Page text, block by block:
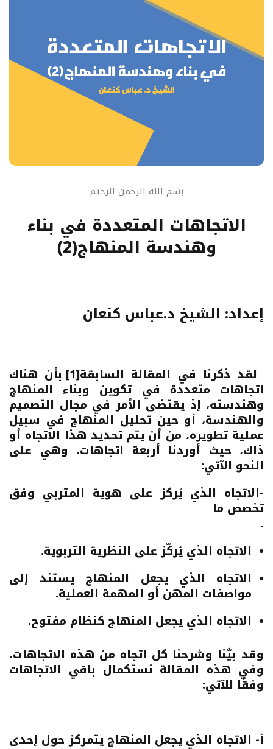
بسم الله الرحمن الرحيم
الاتجاهات المتعددة في بناء
وهندسة المنهاج(2)
إعداد: الشيخ د.عباس كنعان
لقد ذكرنا في المقالة السابقة[1] بأن هناك
اتجاهات متعددة في تكوين وبناء المنهاج
وهندسته، إذ يقتضى الأمر في مجال التصميم
والهندسة، أو حين تحليل المنهاج في سبيل
عملية تطويره، من أن يتم تحديد هذا الاتجاه أو
ذاك، حيث أوردنا أربعة اتجاهات، وهي على
النحو الآتي:
-الاتجاه الذي يُركز على هوية المتربي وفق
تخصص ما
.
الاتجاه الذي يُركّز على النظرية التربوية.
الاتجاه الذي يجعل المنهاج يستند إلى
مواصفات المهن أو المهمة العملية.
الاتجاه الذي يجعل المنهاج كنظام مفتوح.
وقد بيَّنا وشرحنا كل اتجاه من هذه الاتجاهات،
وفي هذه المقالة نستكمال باقي الاتجاهات
وفقًا للآتي:
أ- الاتجاه الذي يجعل المنهاج يتمركز حول إحدى